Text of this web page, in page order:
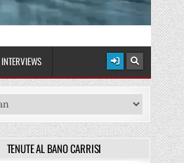
INTERVIEWS
TENUTE AL BANO CARRISI